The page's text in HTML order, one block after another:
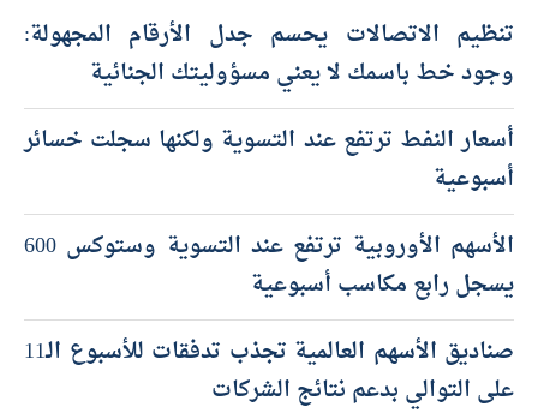
تنظيم الاتصالات يحسم جدل الأرقام المجهولة:
وجود خط باسمك لا يعني مسؤوليتك الجنائية
أسعار النفط ترتفع عند التسوية ولكنها سجلت خسائر
أسبوعية
الأسهم الأوروبية ترتفع عند التسوية وستوكس 600
يسجل رابع مكاسب أسبوعية
صناديق الأسهم العالمية تجذب تدفقات للأسبوع الـ11
على التوالي بدعم نتائج الشركات